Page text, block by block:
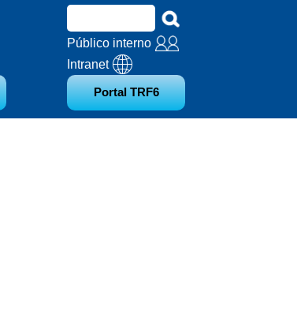
Público interno
Intranet
Portal TRF6